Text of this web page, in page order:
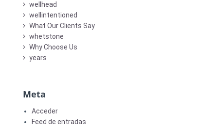
wellhead
wellintentioned
What Our Clients Say
whetstone
Why Choose Us
years
Meta
Acceder
Feed de entradas